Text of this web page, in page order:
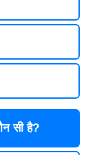
सी है?